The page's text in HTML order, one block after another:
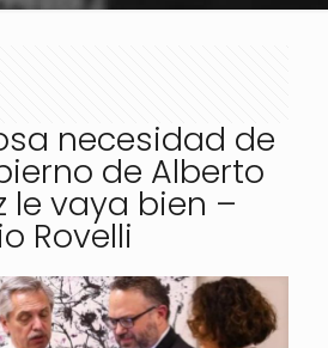
necesidad de
de Alberto
le vaya bien –
Rovelli